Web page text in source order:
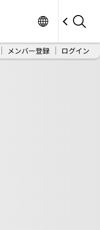
メンバー登録 ログイン